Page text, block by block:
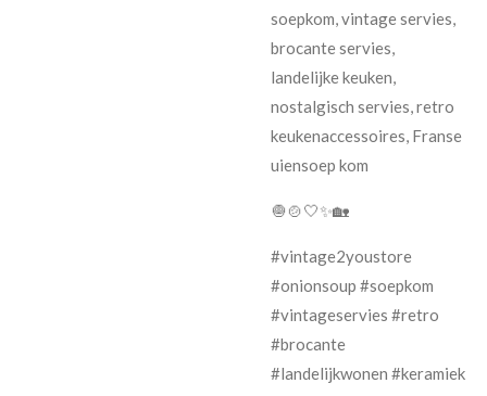
soepkom, vintage servies,
brocante servies,
landelijke keuken,
nostalgisch servies, retro
keukenaccessoires, Franse
uiensoep kom
🧅🍲🤍✨🏡
#vintage2youstore
#onionsoup #soepkom
#vintageservies #retro
#brocante
#landelijkwonen #keramiek